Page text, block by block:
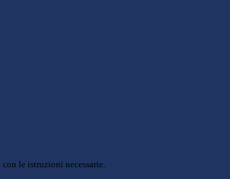
le istruzioni necessarie.